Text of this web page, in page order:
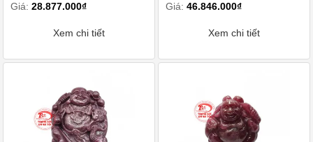
Giá: 28.877.000₫
Xem chi tiết
Giá: 46.846.000₫
Xem chi tiết